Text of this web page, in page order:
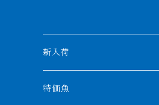
新入荷
特価魚